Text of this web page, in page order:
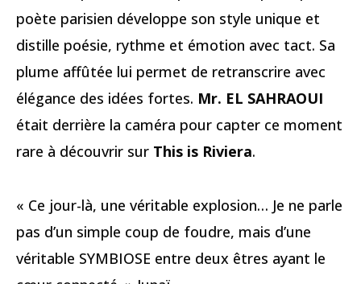
poète parisien développe son style unique et
distille poésie, rythme et émotion avec tact. Sa
plume affûtée lui permet de retranscrire avec
élégance des idées fortes. Mr. EL SAHRAOUI
était derrière la caméra pour capter ce moment
rare à découvrir sur This is Riviera.
« Ce jour-là, une véritable explosion… Je ne parle
pas d’un simple coup de foudre, mais d’une
véritable SYMBIOSE entre deux êtres ayant le